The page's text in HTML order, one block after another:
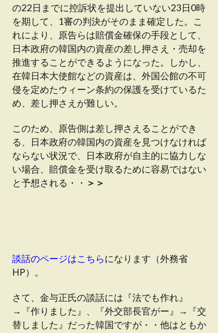
の22日までに控訴状を提出していない23日0時
を期して、1審の判決がそのまま確定した。こ
れにより、原告らは賠償金確保の手段として、
日本政府の韓国内の資産の差し押さえ・売却を
推進することができるようになった。しかし、
在韓日本大使館などの資産は、外国公館の不可
侵を定めたウィーン条約の保護を受けているた
め、差し押さえが難しい。
このため、原告側は差し押さえることができ
る、日本政府の韓国内の資産を見つけなければ
ならない状況で、日本政府が自主的に協力しな
い場合、賠償金を受け取るために容易ではない
と予想される・・ ＞＞
談話のページはこちらになります（外務省
HP）。
さて、金与正氏の談話には『法でも作れ』
→『作りました』、『外交部長官がー』→『交
替しました』だった韓国ですが・・他はともか